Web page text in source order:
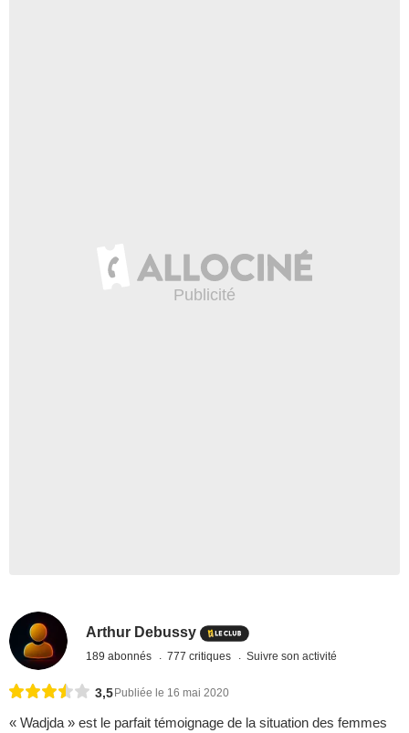
Arthur Debussy
189 abonnés 777 critiques Suivre son activité
3,5 Publiée le 16 mai 2020
« Wadjda » est le parfait témoignage de la situation des femmes